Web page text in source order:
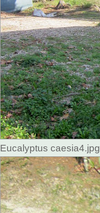
Eucalyptus